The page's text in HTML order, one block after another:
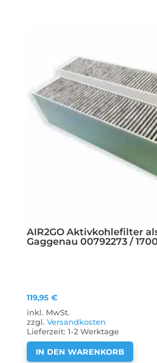
AIR2GO Aktivkohlefilter
Gaggenau 00792273 /
119,95€
inkl. MwSt.
zzgl.Versandkosten
Lieferzeit:1-2 Werktage
IN DEN WARENKORB